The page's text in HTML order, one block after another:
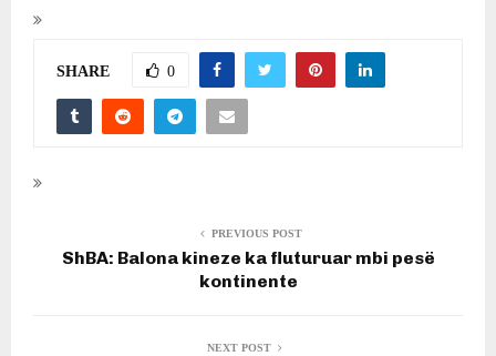
SHARE 0
PREVIOUS POST
ShBA: Balona kineze ka fluturuar mbi pesë
kontinente
NEXT POST